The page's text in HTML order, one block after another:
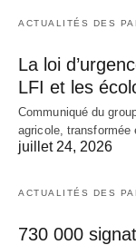
ACTUALITÉS DES
La loi
LFI et les
Communiqué du
agricole, transformée
juillet 24, 2026
ACTUALITÉS DES
730 000